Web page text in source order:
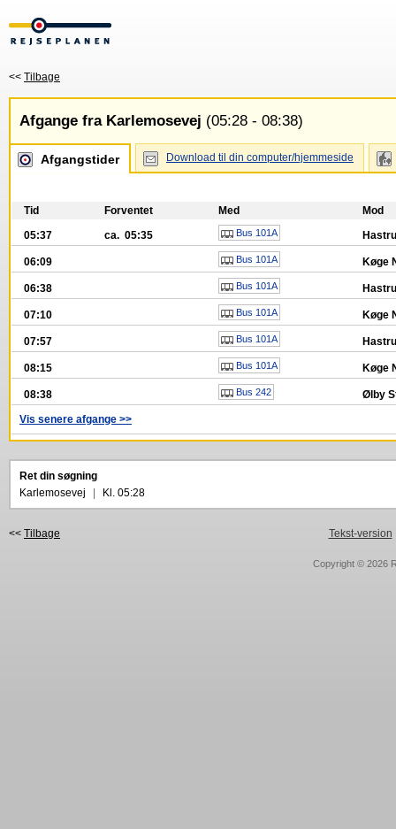
<< Tilbage
Afgange fra Karlemosevej (05:28 - 08:38)
Afgangstider Download til din computer/hjemmeside
Tid Forventet Med
Mod
05:37
ca. 05:35 Bus 101A
06:09 Bus 101A Køge
06:38 Bus 101A
07:10 Bus 101A Køge
07:57 Bus 101A
08:15 Bus 101A Køge
08:38 Bus 242
Ølby
Vis senere afgange >>
Ret din søgning
Karlemosevej
Kl. 05:28
<< Tilbage Tekst-version
Copyright © 2026